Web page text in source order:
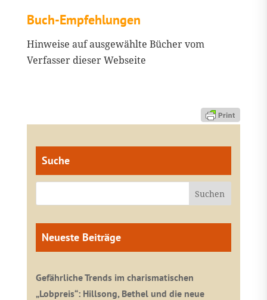
Buch-Empfehlungen
Hinweise auf ausgewählte Bücher vom
Verfasser dieser Webseite
Suche
Neueste Beiträge
Gefährliche Trends im charismatischen
„Lobpreis“: Hillsong, Bethel und die neue